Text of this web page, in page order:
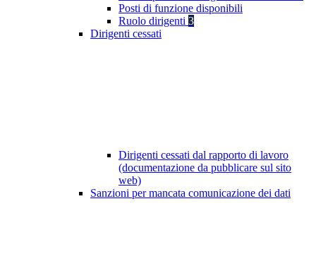
Posti di funzione disponibili
Ruolo dirigenti 3
Dirigenti cessati
Dirigenti cessati dal rapporto di lavoro
(documentazione da pubblicare sul sito
web)
Sanzioni per mancata comunicazione dei dati